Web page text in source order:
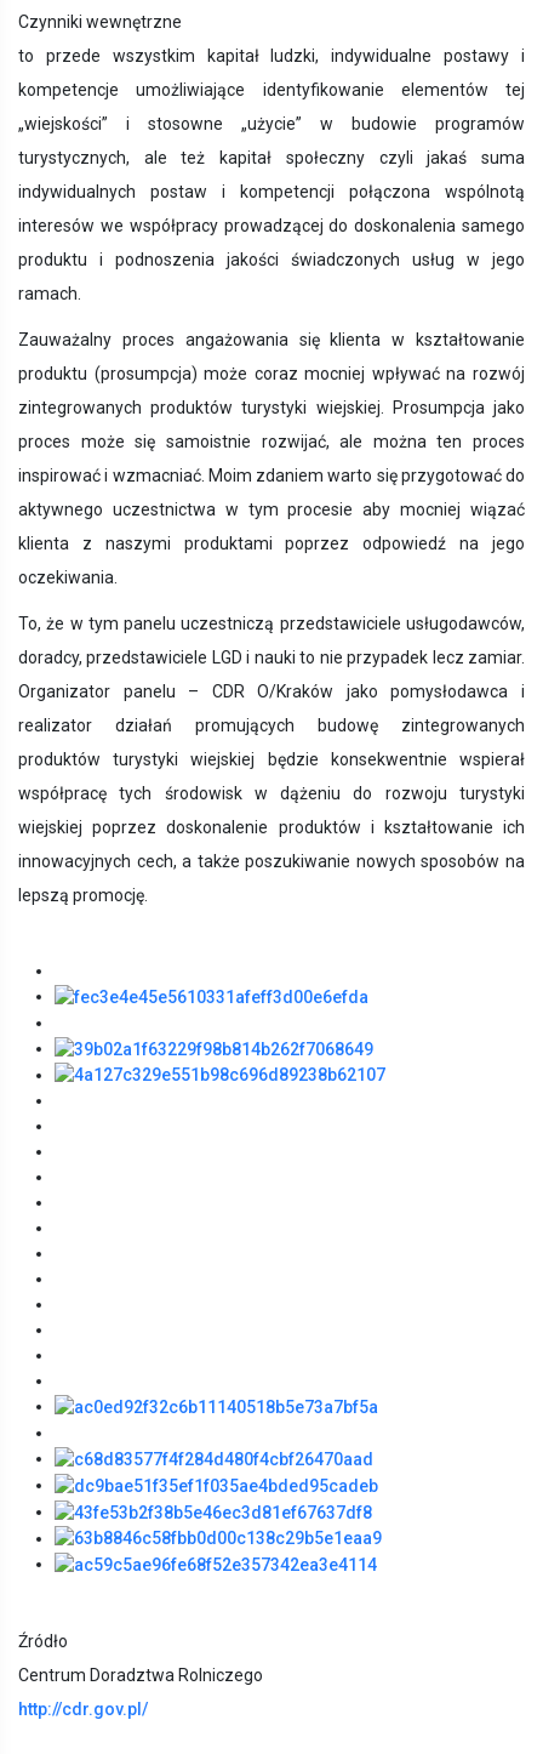
Czynniki wewnętrzne
to przede wszystkim kapitał ludzki, indywidualne postawy i
kompetencje umożliwiające identyfikowanie elementów tej
„wiejskości” i stosowne „użycie” w budowie programów
turystycznych, ale też kapitał społeczny czyli jakaś suma
indywidualnych postaw i kompetencji połączona wspólnotą
interesów we współpracy prowadzącej do doskonalenia samego
produktu i podnoszenia jakości świadczonych usług w jego
ramach.
Zauważalny proces angażowania się klienta w kształtowanie
produktu (prosumpcja) może coraz mocniej wpływać na rozwój
zintegrowanych produktów turystyki wiejskiej. Prosumpcja jako
proces może się samoistnie rozwijać, ale można ten proces
inspirować i wzmacniać. Moim zdaniem warto się przygotować do
aktywnego uczestnictwa w tym procesie aby mocniej wiązać
klienta z naszymi produktami poprzez odpowiedź na jego
oczekiwania.
To, że w tym panelu uczestniczą przedstawiciele usługodawców,
doradcy, przedstawiciele LGD i nauki to nie przypadek lecz zamiar.
Organizator panelu – CDR O/Kraków jako pomysłodawca i
realizator działań promujących budowę zintegrowanych
produktów turystyki wiejskiej będzie konsekwentnie wspierał
współpracę tych środowisk w dążeniu do rozwoju turystyki
wiejskiej poprzez doskonalenie produktów i kształtowanie ich
innowacyjnych cech, a także poszukiwanie nowych sposobów na
lepszą promocję.
Źródło
Centrum Doradztwa Rolniczego
http://cdr.gov.pl/